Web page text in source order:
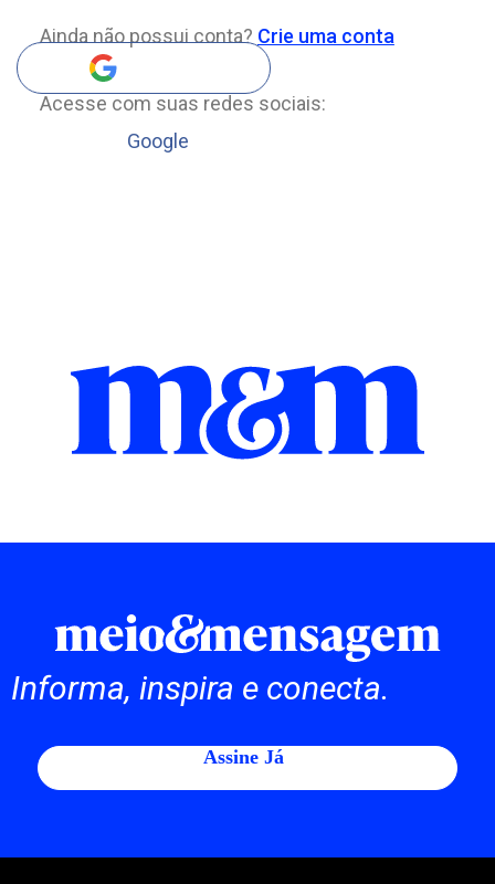
Ainda não possui conta? Crie uma conta
Acesse com suas redes sociais:
Google
Informa, inspira e conecta.
Assine Já